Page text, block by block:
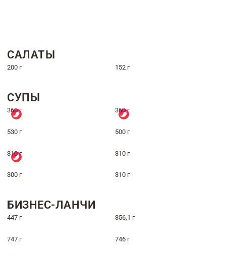
САЛАТЫ
200 г 152 г
СУПЫ
360 г 360 г
530 г 500 г
310 г 310 г
300 г 310 г
БИЗНЕС-ЛАНЧИ
447 г 356,1 г
747 г 746 г